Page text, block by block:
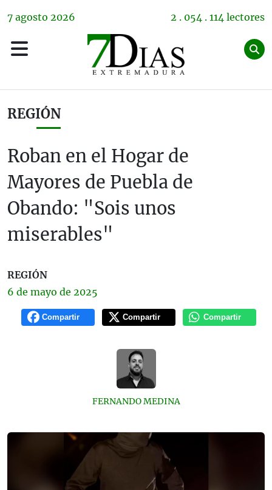
7 agosto 2026 2 . 054 . 114 lectores
REGIÓN
Roban en el Hogar de
Mayores de Puebla de
Obando: "Sois unos
miserables"
REGIÓN
6 de mayo de 2025
Compartir Compartir Compartir
FERNANDO MEDINA